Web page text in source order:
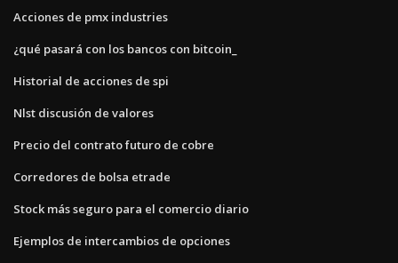
Acciones de pmx industries
¿qué pasará con los bancos con bitcoin_
Historial de acciones de spi
Nlst discusión de valores
Precio del contrato futuro de cobre
Corredores de bolsa etrade
Stock más seguro para el comercio diario
Ejemplos de intercambios de opciones